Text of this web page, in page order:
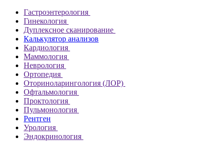
Гастроэнтерология
Гинекология
Дуплексное сканирование
Калькулятор анализов
Кардиология
Маммология
Неврология
Ортопедия
Оториноларингология (ЛОР)
Офтальмология
Проктология
Пульмонология
Рентген
Урология
Эндокринология